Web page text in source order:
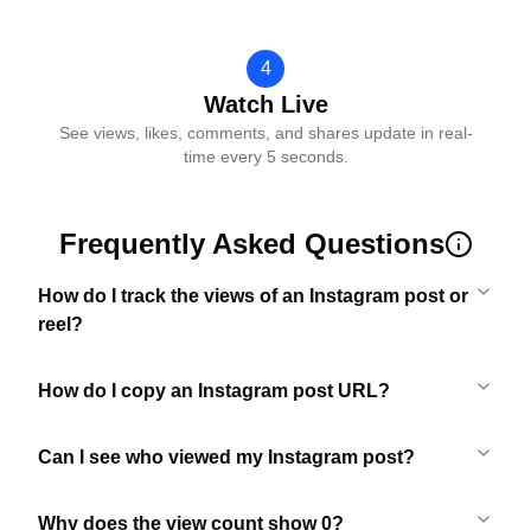
4
Watch Live
See views, likes, comments, and shares update in real-
time every 5 seconds.
Frequently Asked Questions
How do I track the views of an Instagram post or
reel?
How do I copy an Instagram post URL?
Can I see who viewed my Instagram post?
Why does the view count show 0?